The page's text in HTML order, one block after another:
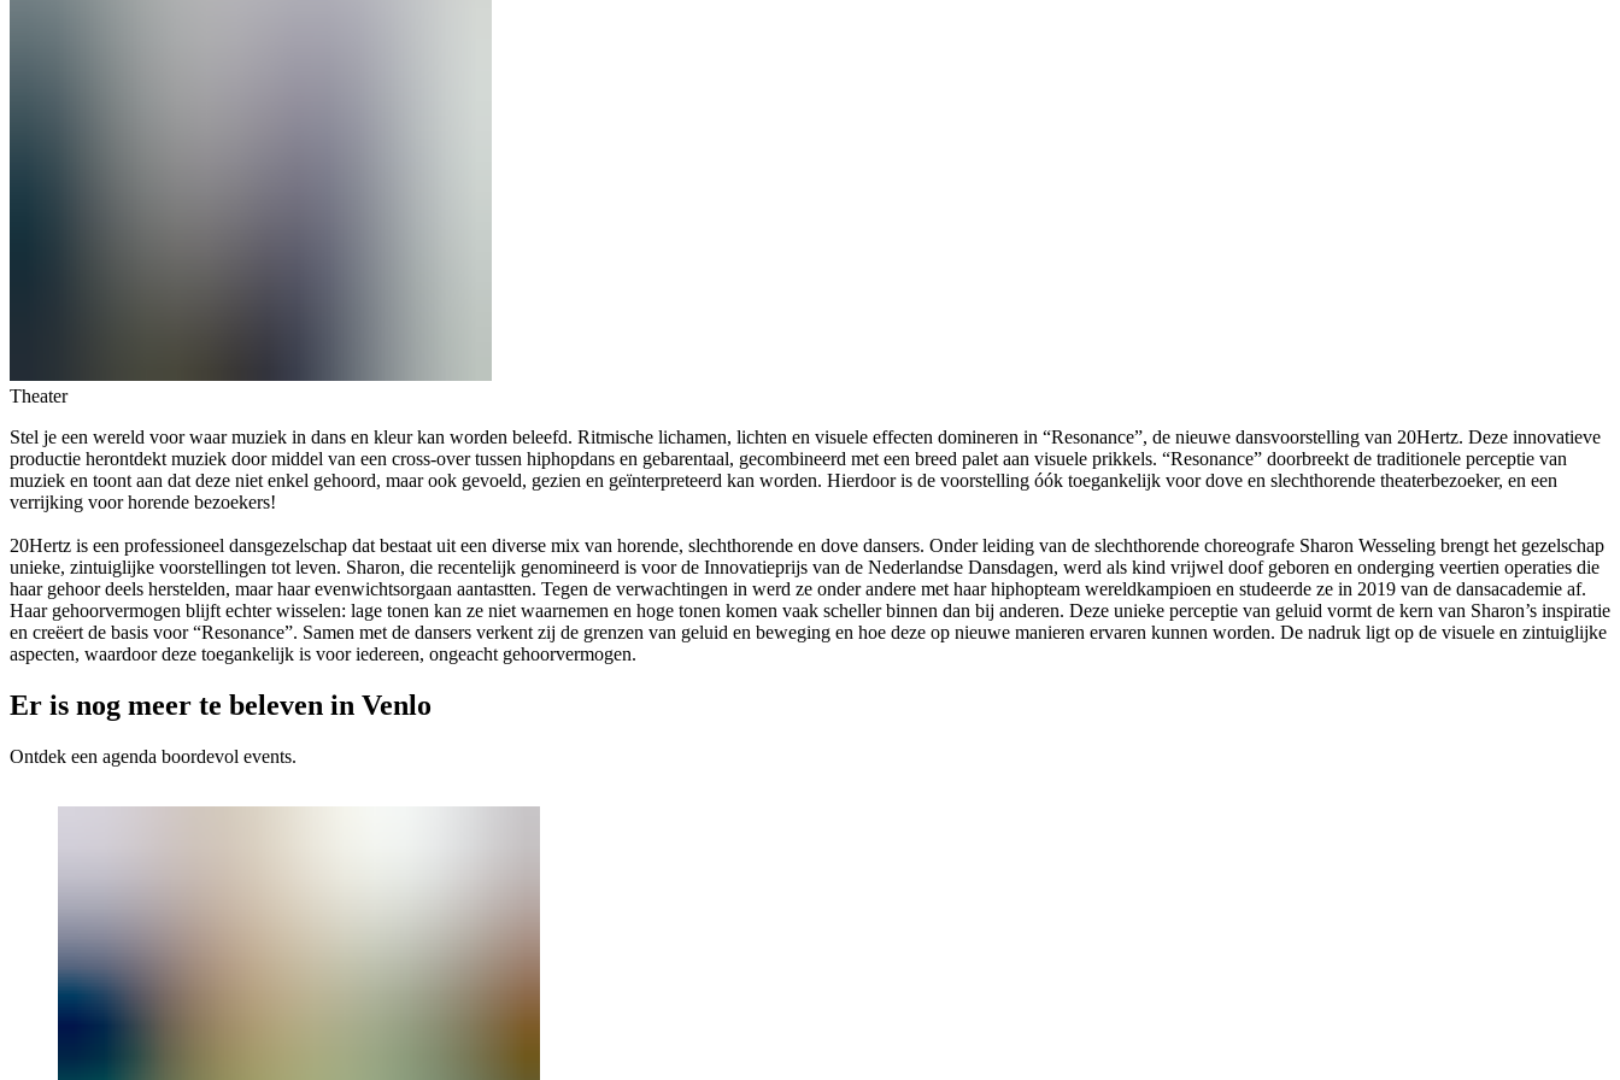
Theater
Stel je een wereld voor waar muziek in dans en kleur kan worden beleefd. Ritmische lichamen, lichten en visuele effecten domineren in “Resonance”, de nieuwe dansvoorstelling van 20Hertz. Deze innovatieve
productie herontdekt muziek door middel van een cross-over tussen hiphopdans en gebarentaal, gecombineerd met een breed palet aan visuele prikkels. “Resonance” doorbreekt de traditionele perceptie van
muziek en toont aan dat deze niet enkel gehoord, maar ook gevoeld, gezien en geïnterpreteerd kan worden. Hierdoor is de voorstelling óók toegankelijk voor dove en slechthorende theaterbezoeker, en een
verrijking voor horende bezoekers!
20Hertz is een professioneel dansgezelschap dat bestaat uit een diverse mix van horende, slechthorende en dove dansers. Onder leiding van de slechthorende choreografe Sharon Wesseling brengt het gezelschap
unieke, zintuiglijke voorstellingen tot leven. Sharon, die recentelijk genomineerd is voor de Innovatieprijs van de Nederlandse Dansdagen, werd als kind vrijwel doof geboren en onderging veertien operaties die
haar gehoor deels herstelden, maar haar evenwichtsorgaan aantastten. Tegen de verwachtingen in werd ze onder andere met haar hiphopteam wereldkampioen en studeerde ze in 2019 van de dansacademie af.
Haar gehoorvermogen blijft echter wisselen: lage tonen kan ze niet waarnemen en hoge tonen komen vaak scheller binnen dan bij anderen. Deze unieke perceptie van geluid vormt de kern van Sharon’s inspiratie
en creëert de basis voor “Resonance”. Samen met de dansers verkent zij de grenzen van geluid en beweging en hoe deze op nieuwe manieren ervaren kunnen worden. De nadruk ligt op de visuele en zintuiglijke
aspecten, waardoor deze toegankelijk is voor iedereen, ongeacht gehoorvermogen.
Er is nog meer te beleven in Venlo
Ontdek een agenda boordevol events.